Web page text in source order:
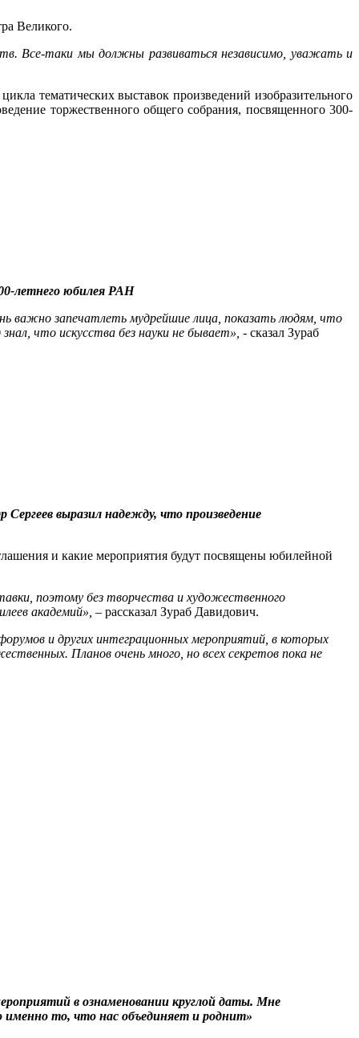
Великого.
Все-таки мы должны развиваться независимо, уважать и
тематических выставок произведений изобразительного
торжественного общего собрания, посвященного 300-
летнего юбилея РАН
важно запечатлеть мудрейшие лица, показать людям, что
что искусства без науки не бывает», - сказал Зураб
выразил надежду, что произведение
и какие мероприятия будут посвящены юбилейной
поэтому без творчества и художественного
академий», – рассказал Зураб Давидович.
и других интеграционных мероприятий, в которых
Планов очень много, но всех секретов пока не
в ознаменовании круглой даты. Мне
то, что нас объединяет и роднит»